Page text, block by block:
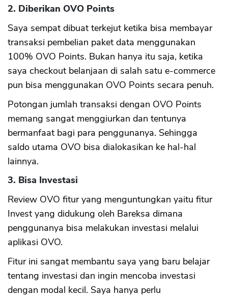
2. Diberikan OVO Points
Saya sempat dibuat terkejut ketika bisa membayar
transaksi pembelian paket data menggunakan
100% OVO Points. Bukan hanya itu saja, ketika
saya checkout belanjaan di salah satu e-commerce
pun bisa menggunakan OVO Points secara penuh.
Potongan jumlah transaksi dengan OVO Points
memang sangat menggiurkan dan tentunya
bermanfaat bagi para penggunanya. Sehingga
saldo utama OVO bisa dialokasikan ke hal-hal
lainnya.
3. Bisa Investasi
Review OVO fitur yang menguntungkan yaitu fitur
Invest yang didukung oleh Bareksa dimana
penggunanya bisa melakukan investasi melalui
aplikasi OVO.
Fitur ini sangat membantu saya yang baru belajar
tentang investasi dan ingin mencoba investasi
dengan modal kecil. Saya hanya perlu